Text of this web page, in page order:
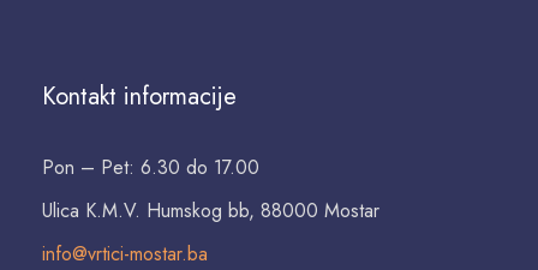
Kontakt informacije
Pon – Pet: 6.30 do 17.00
Ulica K.M.V. Humskog bb, 88000 Mostar
info@vrtici-mostar.ba